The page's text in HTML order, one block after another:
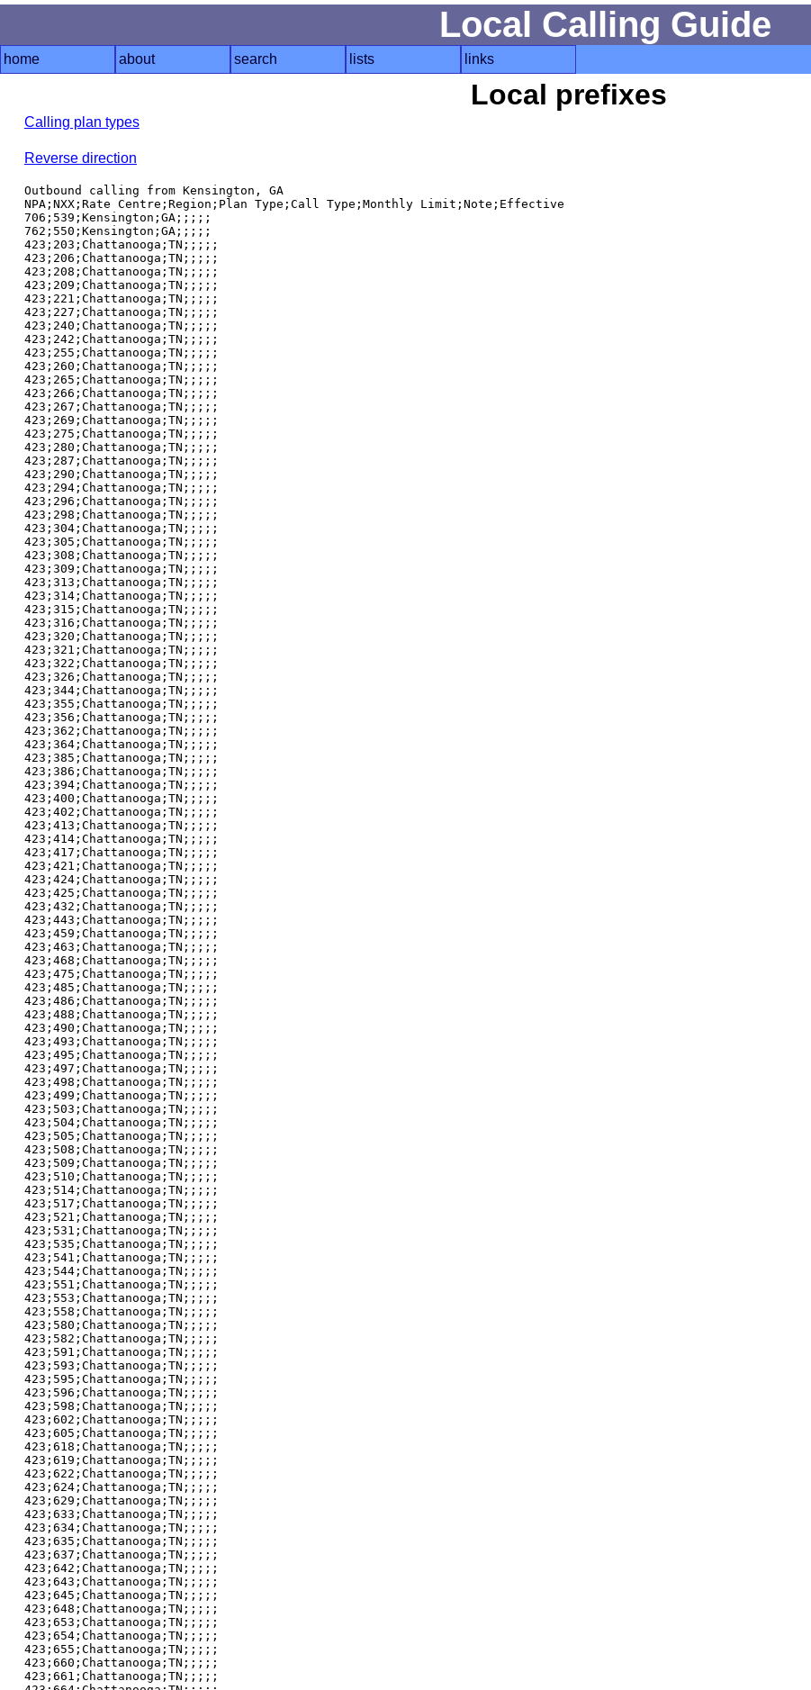
Local Calling Guide
home about search lists links
Local prefixes
Calling plan types
Reverse direction
Outbound calling from Kensington, GA
NPA;NXX;Rate Centre;Region;Plan Type;Call Type;Monthly Limit;Note;Effective
706;539;Kensington;GA;;;;;
762;550;Kensington;GA;;;;;
423;203;Chattanooga;TN;;;;;
423;206;Chattanooga;TN;;;;;
423;208;Chattanooga;TN;;;;;
423;209;Chattanooga;TN;;;;;
423;221;Chattanooga;TN;;;;;
423;227;Chattanooga;TN;;;;;
423;240;Chattanooga;TN;;;;;
423;242;Chattanooga;TN;;;;;
423;255;Chattanooga;TN;;;;;
423;260;Chattanooga;TN;;;;;
423;265;Chattanooga;TN;;;;;
423;266;Chattanooga;TN;;;;;
423;267;Chattanooga;TN;;;;;
423;269;Chattanooga;TN;;;;;
423;275;Chattanooga;TN;;;;;
423;280;Chattanooga;TN;;;;;
423;287;Chattanooga;TN;;;;;
423;290;Chattanooga;TN;;;;;
423;294;Chattanooga;TN;;;;;
423;296;Chattanooga;TN;;;;;
423;298;Chattanooga;TN;;;;;
423;304;Chattanooga;TN;;;;;
423;305;Chattanooga;TN;;;;;
423;308;Chattanooga;TN;;;;;
423;309;Chattanooga;TN;;;;;
423;313;Chattanooga;TN;;;;;
423;314;Chattanooga;TN;;;;;
423;315;Chattanooga;TN;;;;;
423;316;Chattanooga;TN;;;;;
423;320;Chattanooga;TN;;;;;
423;321;Chattanooga;TN;;;;;
423;322;Chattanooga;TN;;;;;
423;326;Chattanooga;TN;;;;;
423;344;Chattanooga;TN;;;;;
423;355;Chattanooga;TN;;;;;
423;356;Chattanooga;TN;;;;;
423;362;Chattanooga;TN;;;;;
423;364;Chattanooga;TN;;;;;
423;385;Chattanooga;TN;;;;;
423;386;Chattanooga;TN;;;;;
423;394;Chattanooga;TN;;;;;
423;400;Chattanooga;TN;;;;;
423;402;Chattanooga;TN;;;;;
423;413;Chattanooga;TN;;;;;
423;414;Chattanooga;TN;;;;;
423;417;Chattanooga;TN;;;;;
423;421;Chattanooga;TN;;;;;
423;424;Chattanooga;TN;;;;;
423;425;Chattanooga;TN;;;;;
423;432;Chattanooga;TN;;;;;
423;443;Chattanooga;TN;;;;;
423;459;Chattanooga;TN;;;;;
423;463;Chattanooga;TN;;;;;
423;468;Chattanooga;TN;;;;;
423;475;Chattanooga;TN;;;;;
423;485;Chattanooga;TN;;;;;
423;486;Chattanooga;TN;;;;;
423;488;Chattanooga;TN;;;;;
423;490;Chattanooga;TN;;;;;
423;493;Chattanooga;TN;;;;;
423;495;Chattanooga;TN;;;;;
423;497;Chattanooga;TN;;;;;
423;498;Chattanooga;TN;;;;;
423;499;Chattanooga;TN;;;;;
423;503;Chattanooga;TN;;;;;
423;504;Chattanooga;TN;;;;;
423;505;Chattanooga;TN;;;;;
423;508;Chattanooga;TN;;;;;
423;509;Chattanooga;TN;;;;;
423;510;Chattanooga;TN;;;;;
423;514;Chattanooga;TN;;;;;
423;517;Chattanooga;TN;;;;;
423;521;Chattanooga;TN;;;;;
423;531;Chattanooga;TN;;;;;
423;535;Chattanooga;TN;;;;;
423;541;Chattanooga;TN;;;;;
423;544;Chattanooga;TN;;;;;
423;551;Chattanooga;TN;;;;;
423;553;Chattanooga;TN;;;;;
423;558;Chattanooga;TN;;;;;
423;580;Chattanooga;TN;;;;;
423;582;Chattanooga;TN;;;;;
423;591;Chattanooga;TN;;;;;
423;593;Chattanooga;TN;;;;;
423;595;Chattanooga;TN;;;;;
423;596;Chattanooga;TN;;;;;
423;598;Chattanooga;TN;;;;;
423;602;Chattanooga;TN;;;;;
423;605;Chattanooga;TN;;;;;
423;618;Chattanooga;TN;;;;;
423;619;Chattanooga;TN;;;;;
423;622;Chattanooga;TN;;;;;
423;624;Chattanooga;TN;;;;;
423;629;Chattanooga;TN;;;;;
423;633;Chattanooga;TN;;;;;
423;634;Chattanooga;TN;;;;;
423;635;Chattanooga;TN;;;;;
423;637;Chattanooga;TN;;;;;
423;642;Chattanooga;TN;;;;;
423;643;Chattanooga;TN;;;;;
423;645;Chattanooga;TN;;;;;
423;648;Chattanooga;TN;;;;;
423;653;Chattanooga;TN;;;;;
423;654;Chattanooga;TN;;;;;
423;655;Chattanooga;TN;;;;;
423;660;Chattanooga;TN;;;;;
423;661;Chattanooga;TN;;;;;